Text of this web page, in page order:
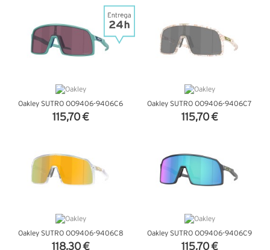
Oakley SUTRO OO9406-9406C6
115,70 €
Oakley SUTRO OO9406-9406C7
115,70 €
Oakley SUTRO OO9406-9406C8
118,30 €
Oakley SUTRO OO9406-9406C9
115,70 €